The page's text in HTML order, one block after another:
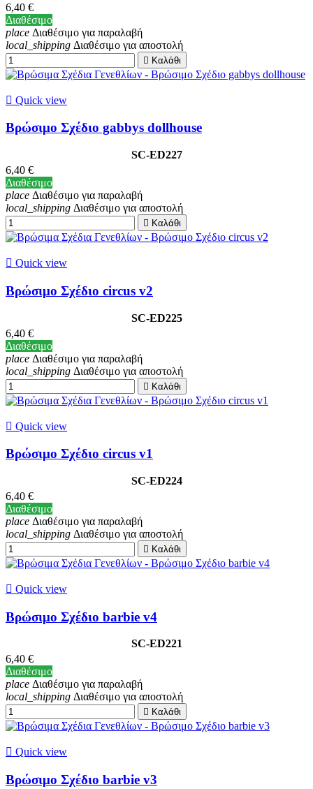
6,40 €
Διαθέσιμο
place Διαθέσιμο για παραλαβή
local_shipping Διαθέσιμο για αποστολή
 Καλάθι
 Quick view
Βρώσιμο Σχέδιο gabbys dollhouse
SC-ED227
6,40 €
Διαθέσιμο
place Διαθέσιμο για παραλαβή
local_shipping Διαθέσιμο για αποστολή
 Καλάθι
 Quick view
Βρώσιμο Σχέδιο circus v2
SC-ED225
6,40 €
Διαθέσιμο
place Διαθέσιμο για παραλαβή
local_shipping Διαθέσιμο για αποστολή
 Καλάθι
 Quick view
Βρώσιμο Σχέδιο circus v1
SC-ED224
6,40 €
Διαθέσιμο
place Διαθέσιμο για παραλαβή
local_shipping Διαθέσιμο για αποστολή
 Καλάθι
 Quick view
Βρώσιμο Σχέδιο barbie v4
SC-ED221
6,40 €
Διαθέσιμο
place Διαθέσιμο για παραλαβή
local_shipping Διαθέσιμο για αποστολή
 Καλάθι
 Quick view
Βρώσιμο Σχέδιο barbie v3